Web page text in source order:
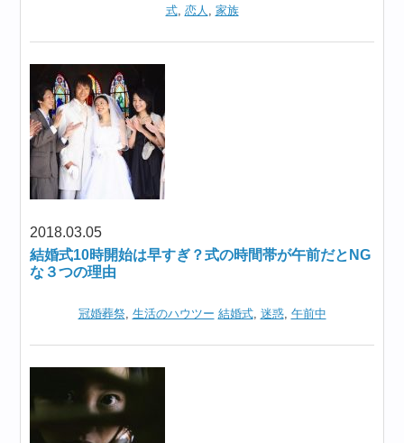
式, 恋人 , 家族
2018.03.05
結婚式10時開始は早すぎ？式の時間帯が午前だとNG
な３つの理由
冠婚葬祭, 生活のハウツー 結婚式, 迷惑, 午前中